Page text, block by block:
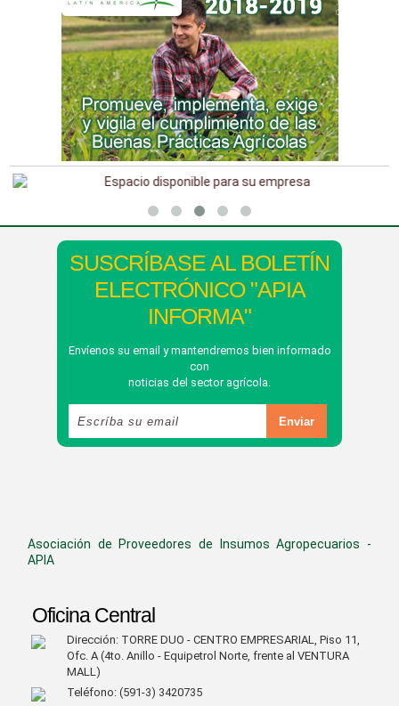
SUSCRÍBASE AL BOLETÍN
ELECTRÓNICO "APIA
INFORMA"
Envíenos su email y mantendremos bien informado
con
noticias del sector agrícola.
Asociación de Proveedores de Insumos Agropecuarios -
APIA
Oficina Central
Dirección: TORRE DUO - CENTRO EMPRESARIAL, Piso 11,
Ofc. A (4to. Anillo - Equipetrol Norte, frente al VENTURA
MALL)
Teléfono: (591-3) 3420735